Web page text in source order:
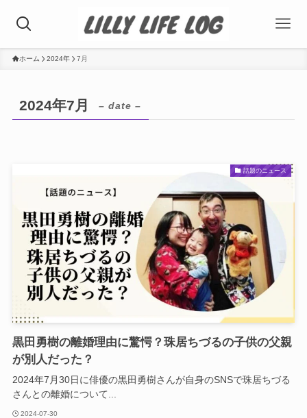
ホーム 2024年 7月
2024年7月 – date –
話題のニュース
黒田勇樹の離婚理由に驚愕？珠居ちづるの子供の父親
が別人だった？
2024年7月30日に俳優の黒田勇樹さんが自身のSNSで珠居ちづる
さんとの離婚について...
2024-07-30